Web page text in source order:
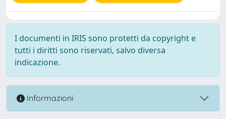
I documenti in IRIS sono protetti da copyright e
tutti i diritti sono riservati, salvo diversa
indicazione.
Informazioni